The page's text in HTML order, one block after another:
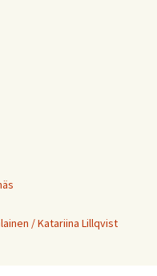
/ Katariina Lillqvist